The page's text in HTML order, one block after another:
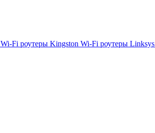
Wi-Fi роутеры Kingston Wi-Fi роутеры Linksys